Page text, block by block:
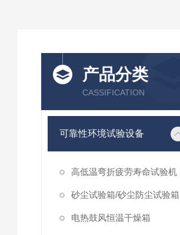
产品分类
CASSIFICATION
可靠性环境试验设备
高低温弯折疲劳寿命试验机
砂尘试验箱/砂尘防尘试验箱
电热鼓风恒温干燥箱